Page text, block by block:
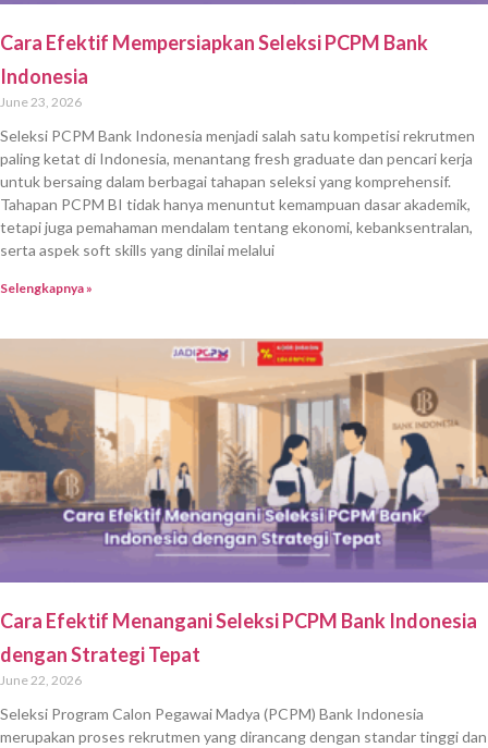
Cara Efektif Mempersiapkan Seleksi PCPM Bank
Indonesia
June 23, 2026
Seleksi PCPM Bank Indonesia menjadi salah satu kompetisi rekrutmen
paling ketat di Indonesia, menantang fresh graduate dan pencari kerja
untuk bersaing dalam berbagai tahapan seleksi yang komprehensif.
Tahapan PCPM BI tidak hanya menuntut kemampuan dasar akademik,
tetapi juga pemahaman mendalam tentang ekonomi, kebanksentralan,
serta aspek soft skills yang dinilai melalui
Selengkapnya »
Cara Efektif Menangani Seleksi PCPM Bank Indonesia
dengan Strategi Tepat
June 22, 2026
Seleksi Program Calon Pegawai Madya (PCPM) Bank Indonesia
merupakan proses rekrutmen yang dirancang dengan standar tinggi dan